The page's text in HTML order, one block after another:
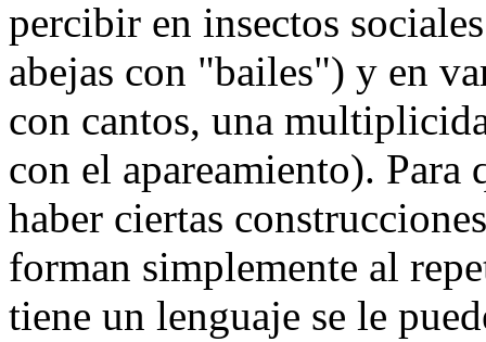
percibir en insectos
abejas con "bailes") y en
con cantos, una
con el apareamiento). Para
haber ciertas
forman simplemente al
tiene un lenguaje se le